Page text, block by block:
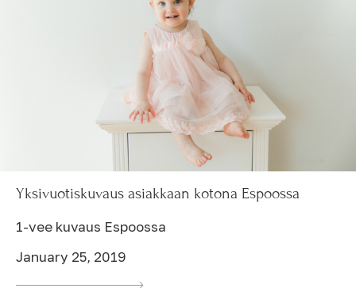
Yksivuotiskuvaus asiakkaan kotona Espoossa
1-vee kuvaus Espoossa
January 25, 2019